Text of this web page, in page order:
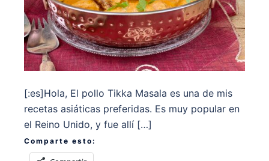
[:es]Hola, El pollo Tikka Masala es una de mis
recetas asiáticas preferidas. Es muy popular en
el Reino Unido, y fue allí […]
Comparte esto: